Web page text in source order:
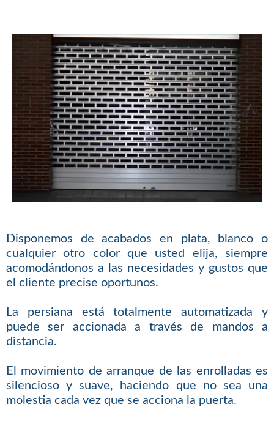
Disponemos de acabados en plata, blanco o
cualquier otro color que usted elija, siempre
acomodándonos a las necesidades y gustos que
el cliente precise oportunos.
La persiana está totalmente automatizada y
puede ser accionada a través de mandos a
distancia.
El movimiento de arranque de las enrolladas es
silencioso y suave, haciendo que no sea una
molestia cada vez que se acciona la puerta.